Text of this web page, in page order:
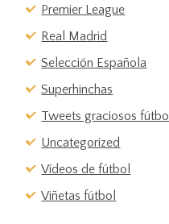
Premier League
Real Madrid
Selección Española
Superhinchas
Tweets graciosos fútbol
Uncategorized
Vídeos de fútbol
Viñetas fútbol